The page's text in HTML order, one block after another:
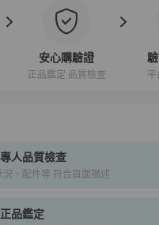
安心購驗證
正品鑑定 品質檢查 平
驗證、安心購檢驗流程介紹
人品質檢查
況、配件等 符合頁面描述
品鑑定